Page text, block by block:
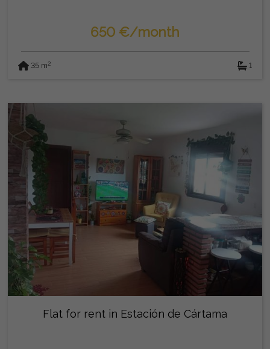
650 €/month
35 m2 1
Flat for rent in Estación de Cártama